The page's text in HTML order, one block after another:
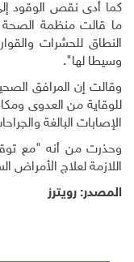
كما أدى نقص الوقود
ما قالت منظمة الصحة
النطاق للحشرات
وسيطا لها".
وقالت إن المرافق
للوقاية من العدوى
الإصابات البالغة
وحذرت من أنه "مع
اللازمة لعلاج الأمراض
المصدر: رويترز